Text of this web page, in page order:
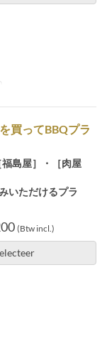
買ってBBQプラ
福島屋］・［肉屋
いただけるプラ
(Btw incl.)